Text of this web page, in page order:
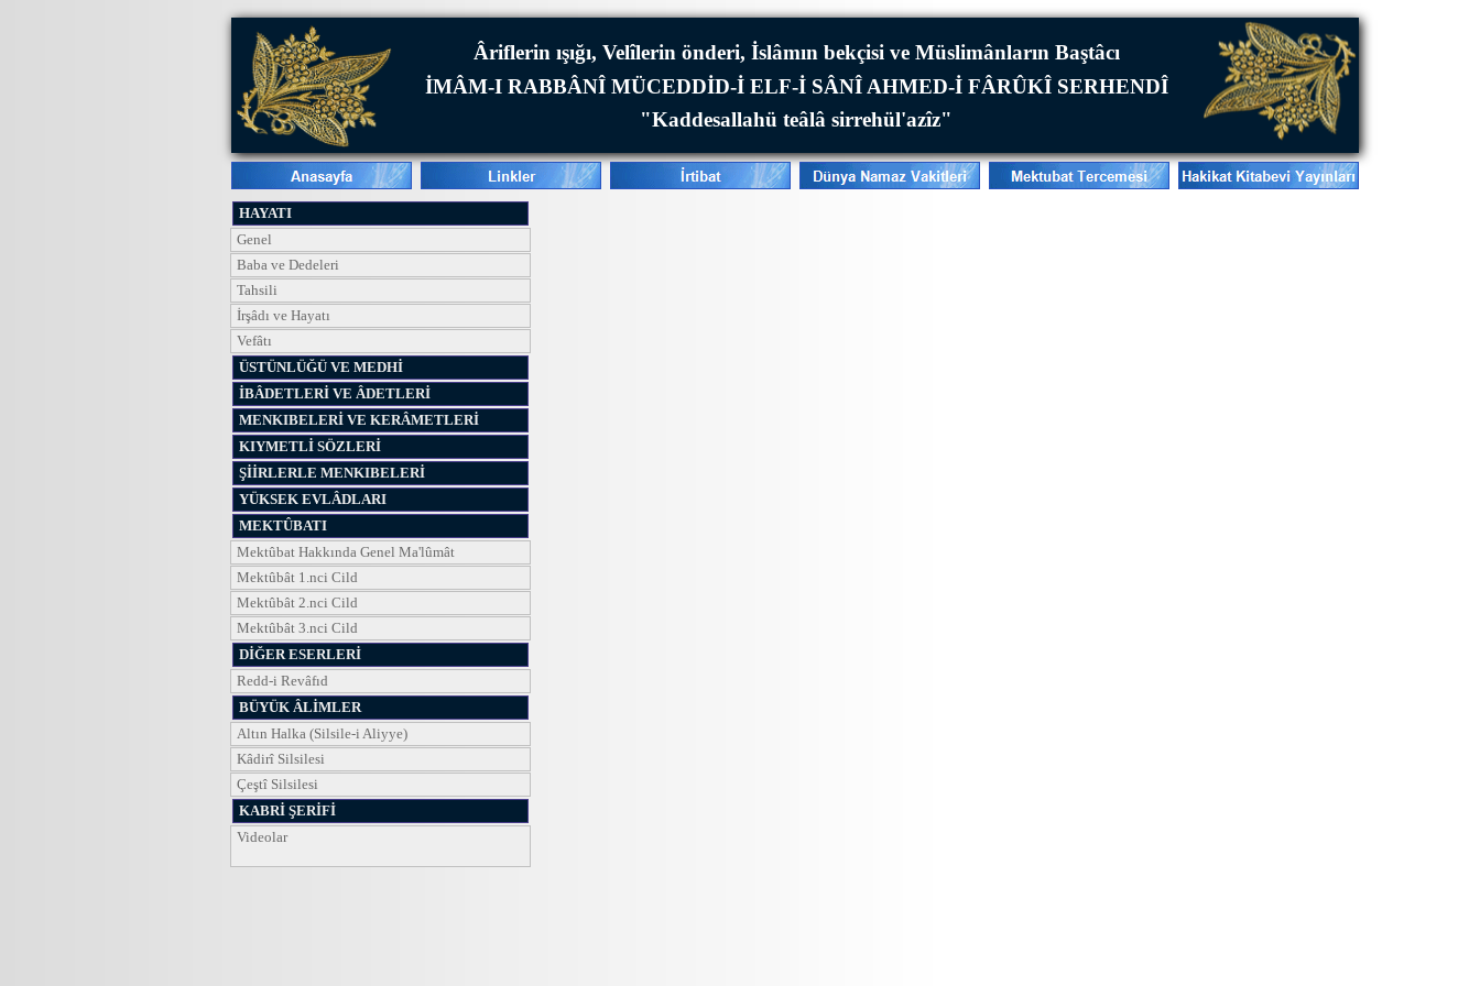
Âriflerin ışığı, Velîlerin önderi, İslâmın bekçisi ve Müslimânların Baştâcı
İMÂM-I RABBÂNÎ MÜCEDDİD-İ ELF-İ SÂNÎ AHMED-İ FÂRÛKÎ SERHENDÎ
"Kaddesallahü teâlâ sirrehül'azîz"
HAYATI
Genel
Baba ve Dedeleri
Tahsili
İrşâdı ve Hayatı
Vefâtı
ÜSTÜNLÜĞÜ VE MEDHİ
İBÂDETLERİ VE ÂDETLERİ
MENKIBELERİ VE KERÂMETLERİ
KIYMETLİ SÖZLERİ
ŞİİRLERLE MENKIBELERİ
YÜKSEK EVLÂDLARI
MEKTÛBATI
Mektûbat Hakkında Genel Ma'lûmât
Mektûbât 1.nci Cild
Mektûbât 2.nci Cild
Mektûbât 3.nci Cild
DİĞER ESERLERİ
Redd-i Revâfıd
BÜYÜK ÂLİMLER
Altın Halka (Silsile-i Aliyye)
Kâdirî Silsilesi
Çeştî Silsilesi
KABRİ ŞERİFİ
Videolar